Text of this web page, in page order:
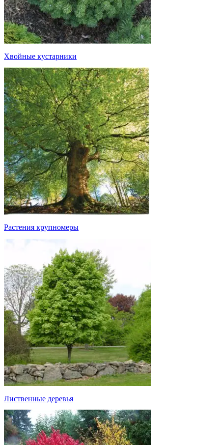
Хвойные кустарники
Растения крупномеры
Лиственные деревья